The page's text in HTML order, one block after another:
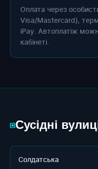
Оплата через
Visa/Mastercard),
iPay. Автоплатіж
кабінеті.
▣Сусідні
Солдатська